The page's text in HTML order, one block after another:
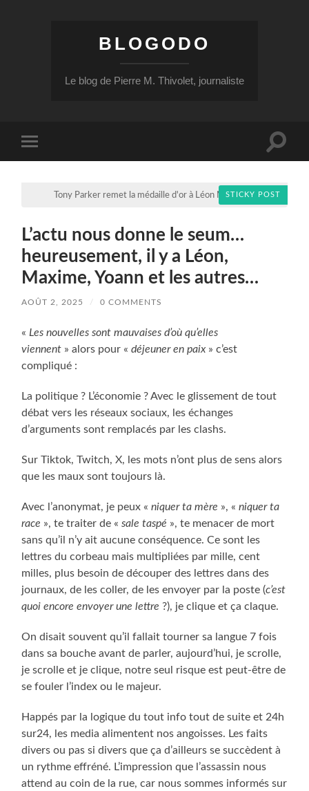
BLOGODO
Le blog de Pierre M. Thivolet, journaliste
mobile
Toggle
STICKY POST
Tony Parker remet la médaille d'or à Léon Marchand
L’actu nous donne le seum…
heureusement, il y a Léon,
Maxime, Yoann et les autres…
AOÛT 2, 2025 / 0 COMMENTS
« Les nouvelles sont mauvaises d’où qu’elles
viennent » alors pour «déjeuner en paix » c’est
compliqué :
La politique ? L’économie ? Avec le glissement de tout
débat vers les réseaux sociaux, les échanges
d’arguments sont remplacés par les clashs.
Sur Tiktok, Twitch, X, les mots n’ont plus de sens alors
que les maux sont toujours là.
Avec l’anonymat, je peux «niquer ta mère », «niquer ta
race », te traiter de «sale taspé », te menacer de mort
sans qu’il n’y ait aucune conséquence. Ce sont les
lettres du corbeau mais multipliées par mille, cent
milles, plus besoin de découper des lettres dans des
journaux, de les coller, de les envoyer par la poste (c’est
quoi encore envoyer une lettre ?), je clique et ça claque.
On disait souvent qu’il fallait tourner sa langue 7 fois
dans sa bouche avant de parler, aujourd’hui, je scrolle,
je scrolle et je clique, notre seul risque est peut-être de
se fouler l’index ou le majeur.
Happés par la logique du tout info tout de suite et 24h
sur24, les media alimentent nos angoisses. Les faits
divers ou pas si divers que ça d’ailleurs se succèdent à
un rythme effréné. L’impression que l’assassin nous
attend au coin de la rue, car nous sommes informés sur